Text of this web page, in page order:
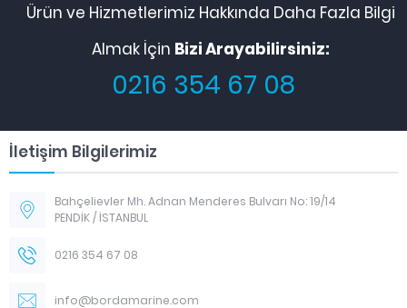
Ürün ve Hizmetlerimiz Hakkında Daha Fazla Bilgi
Almak İçin Bizi Arayabilirsiniz:
0216 354 67 08
İletişim Bilgilerimiz
Bahçelievler Mh. Adnan Menderes Bulvarı No: 19/14
PENDİK / İSTANBUL
0216 354 67 08
info@bordamarine.com